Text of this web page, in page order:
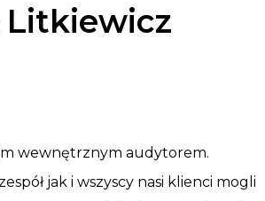
Litkiewicz
wewnętrznym audytorem.
jak i wszyscy nasi klienci mogli